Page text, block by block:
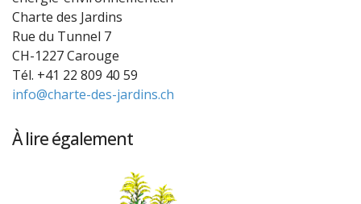
Charte des Jardins
Rue du Tunnel 7
CH-1227 Carouge
Tél. +41 22 809 40 59
info@charte-des-jardins.ch
À lire également